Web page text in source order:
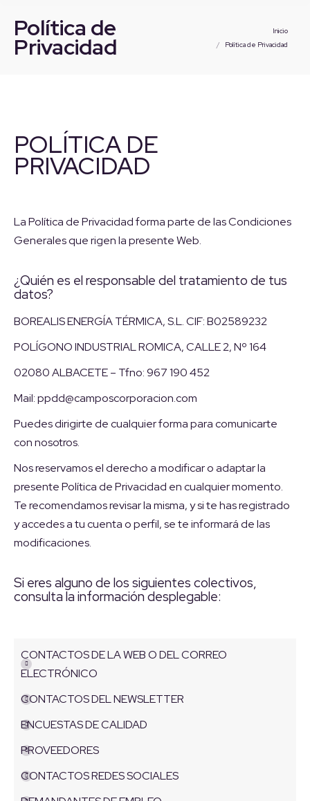
Política de
Privacidad
Inicio
Política de Privacidad
POLÍTICA DE
PRIVACIDAD
La Política de Privacidad forma parte de las Condiciones
Generales que rigen la presente Web.
¿Quién es el responsable del tratamiento de tus
datos?
BOREALIS ENERGÍA TÉRMICA, S.L. CIF: B02589232
POLÍGONO INDUSTRIAL ROMICA, CALLE 2, Nº 164
02080 ALBACETE – Tfno: 967 190 452
Mail: ppdd@camposcorporacion.com
Puedes dirigirte de cualquier forma para comunicarte
con nosotros.
Nos reservamos el derecho a modificar o adaptar la
presente Política de Privacidad en cualquier momento.
Te recomendamos revisar la misma, y si te has registrado
y accedes a tu cuenta o perfil, se te informará de las
modificaciones.
Si eres alguno de los siguientes colectivos,
consulta la información desplegable:
CONTACTOS DE LA WEB O DEL CORREO
ELECTRÓNICO
CONTACTOS DEL NEWSLETTER
ENCUESTAS DE CALIDAD
PROVEEDORES
CONTACTOS REDES SOCIALES